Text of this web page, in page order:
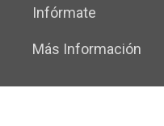
Infórmate
Más Información